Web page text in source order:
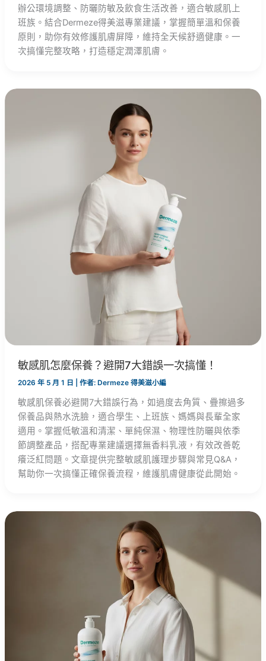
辦公環境調整、防曬防敏及飲食生活改善，適合敏感肌上
班族。結合Dermeze得美滋專業建議，掌握簡單溫和保養
原則，助你有效修護肌膚屏障，維持全天候舒適健康。一
次搞懂完整攻略，打造穩定潤澤肌膚。
敏感肌怎麼保養？避開7大錯誤一次搞懂！
2026 年 5 月 1 日 | 作者: Dermeze 得美滋小編
敏感肌保養必避開7大錯誤行為，如過度去角質、疊擦過多
保養品與熱水洗臉，適合學生、上班族、媽媽與長輩全家
適用。掌握低敏溫和清潔、單純保濕、物理性防曬與依季
節調整產品，搭配專業建議選擇無香料乳液，有效改善乾
癢泛紅問題。文章提供完整敏感肌護理步驟與常見Q&A，
幫助你一次搞懂正確保養流程，維護肌膚健康從此開始。